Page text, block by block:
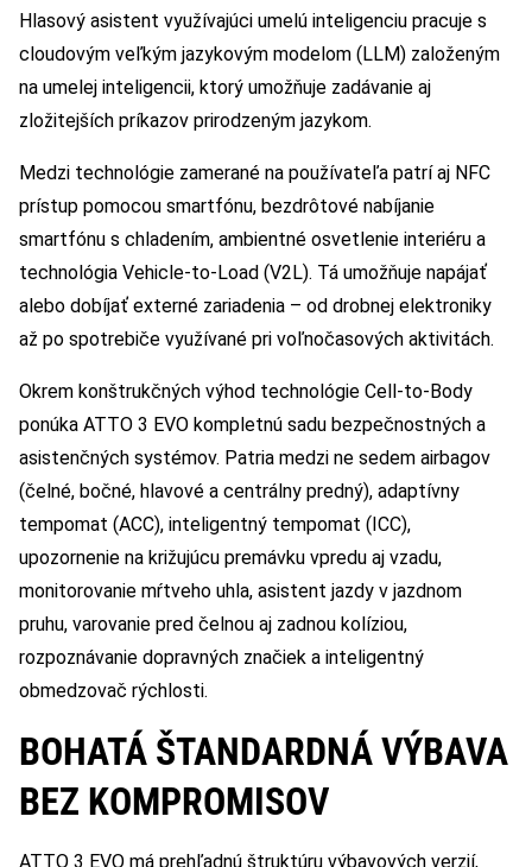
Hlasový asistent využívajúci umelú inteligenciu pracuje s
cloudovým veľkým jazykovým modelom (LLM) založeným
na umelej inteligencii, ktorý umožňuje zadávanie aj
zložitejších príkazov prirodzeným jazykom.
Medzi technológie zamerané na používateľa patrí aj NFC
prístup pomocou smartfónu, bezdrôtové nabíjanie
smartfónu s chladením, ambientné osvetlenie interiéru a
technológia Vehicle-to-Load (V2L). Tá umožňuje napájať
alebo dobíjať externé zariadenia – od drobnej elektroniky
až po spotrebiče využívané pri voľnočasových aktivitách.
Okrem konštrukčných výhod technológie Cell-to-Body
ponúka ATTO 3 EVO kompletnú sadu bezpečnostných a
asistenčných systémov. Patria medzi ne sedem airbagov
(čelné, bočné, hlavové a centrálny predný), adaptívny
tempomat (ACC), inteligentný tempomat (ICC),
upozornenie na križujúcu premávku vpredu aj vzadu,
monitorovanie mŕtveho uhla, asistent jazdy v jazdnom
pruhu, varovanie pred čelnou aj zadnou kolíziou,
rozpoznávanie dopravných značiek a inteligentný
obmedzovač rýchlosti.
BOHATÁ ŠTANDARDNÁ VÝBAVA
BEZ KOMPROMISOV
ATTO 3 EVO má prehľadnú štruktúru výbavových verzií,